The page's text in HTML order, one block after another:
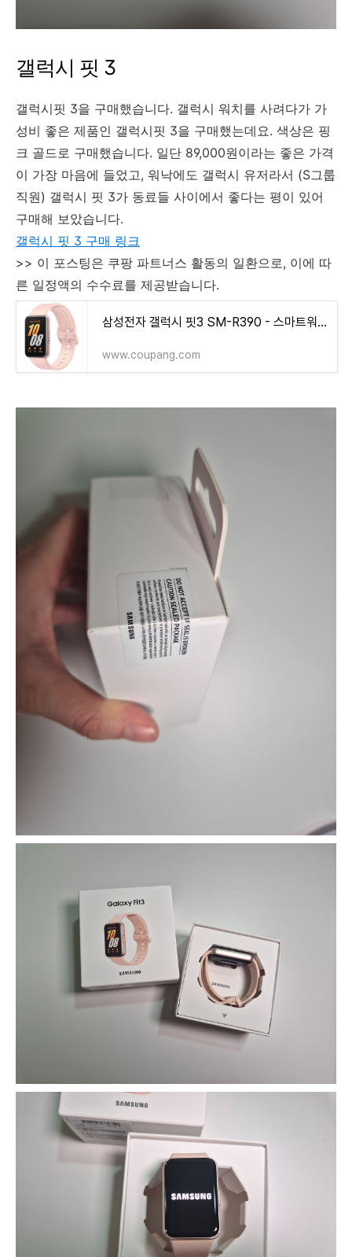
갤럭시 핏 3
갤럭시핏 3을 구매했습니다. 갤럭시 워치를 사려다가 가
성비 좋은 제품인 갤럭시핏 3을 구매했는데요. 색상은 핑
크 골드로 구매했습니다. 일단 89,000원이라는 좋은 가격
이 가장 마음에 들었고, 워낙에도 갤럭시 유저라서 (S그룹
직원) 갤럭시 핏 3가 동료들 사이에서 좋다는 평이 있어
구매해 보았습니다.
갤럭시 핏 3 구매 링크
>> 이 포스팅은 쿠팡 파트너스 활동의 일환으로, 이에 따
른 일정액의 수수료를 제공받습니다.
삼성전자 갤럭시 핏3 SM-R390 - 스마트워치/밴드 | 쿠팡
www.coupang.com